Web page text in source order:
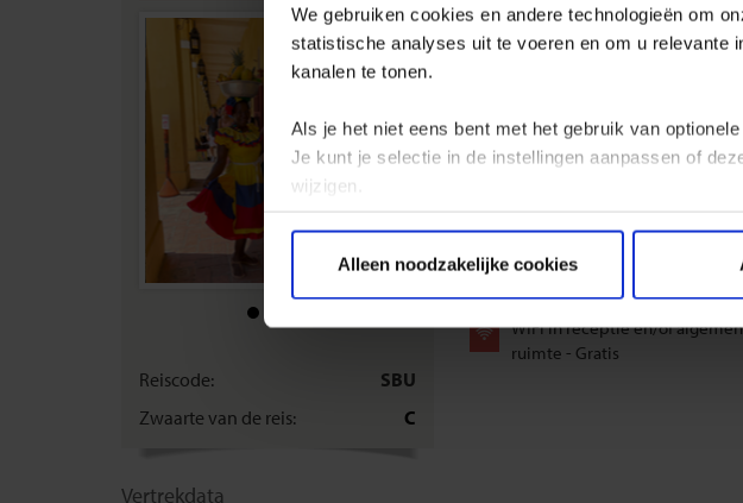
We gebruiken cookies en andere technologieën om
statistische analyses uit te voeren en om u relevante
kanalen te tonen.
Als je het niet eens bent met het gebruik van
Je kunt je selectie in de instellingen aanpassen of
wijzigen.
Alleen noodzakelijke cookies
Reiscode:
SBU
Zwaarte van de reis:
C
Vertrekdata
onderstaande of gelijkwaardige
werkelijkheid.
WIFI in receptie en/of
ruimte - Gratis